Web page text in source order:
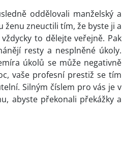
oddělovali manželský a
ženu zneuctili tím, že byste ji a
to dělejte veřejně. Pak
resty a nesplněné úkoly.
úkolů se může negativně
vaše profesní prestiž se tím
Silným číslem pro vás je v
abyste překonali překážky a